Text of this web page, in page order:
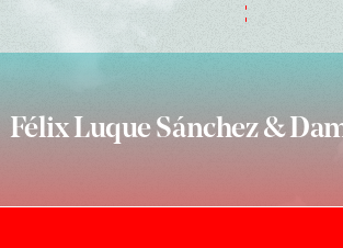
Félix Luque Sánchez &